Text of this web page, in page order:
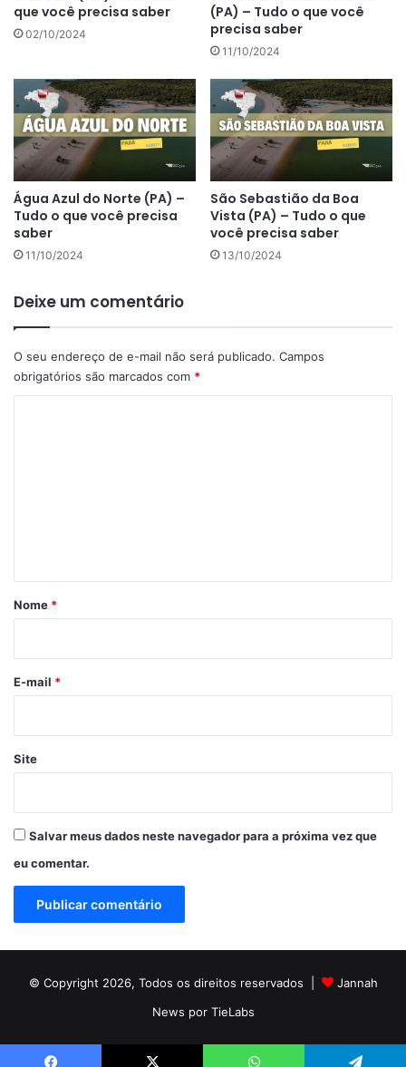
que você precisa saber
02/10/2024
(PA) – Tudo o que você
precisa saber
11/10/2024
Água Azul do Norte (PA) –
Tudo o que você precisa
saber
11/10/2024
São Sebastião da Boa
Vista (PA) – Tudo o que
você precisa saber
13/10/2024
Deixe um comentário
O seu endereço de e-mail não será publicado. Campos
obrigatórios são marcados com *
r
*
Nome *
E-mail *
Site
Salvar meus dados neste navegador para a próxima vez que
eu comentar.
© Copyright 2026, Todos os direitos reservados |
Jannah
News por TieLabs